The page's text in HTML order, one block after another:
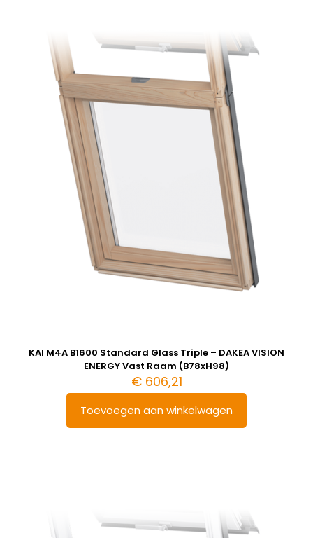
KAI M4A B1600 Standard Glass Triple – DAKEA VISION
ENERGY Vast Raam (B78xH98)
€606,21
Toevoegen aan winkelwagen